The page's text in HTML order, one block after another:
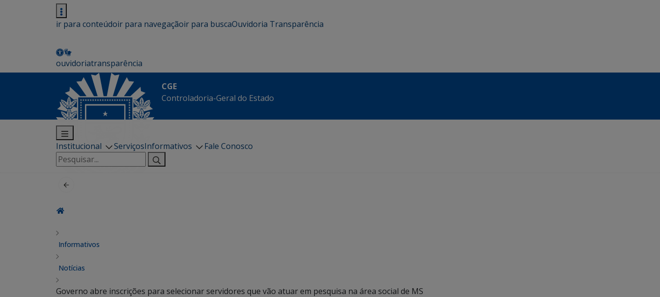
ir para conteúdoir para navegaçãoir para buscaOuvidoria Transparência
ouvidoriatransparência
CGE
Controladoria-Geral do Estado
Institucional ServiçosInformativos
Fale Conosco
Pesquisar
por:
Informativos
Notícias
Governo abre inscrições para selecionar servidores que vão atuar em pesquisa na área social de MS